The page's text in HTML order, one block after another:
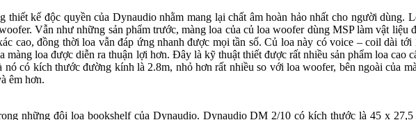
thiết kế độc quyền của Dynaudio nhằm mang lại chất âm hoàn hảo nhất cho người
Vẫn như những sản phẩm trước, màng loa của củ loa woofer dùng MSP làm vật liệu
cao, đồng thời loa vẫn đáp ứng nhanh được mọi tần số. Củ loa này có voice – coil dài
loa được diễn ra thuận lợi hơn. Đây là kỹ thuật thiết được rất nhiều sản phẩm loa cao
có kích thước đường kính là 2.8m, nhỏ hơn rất nhiều so với loa woofer, bên ngoài của
êm hơn.
những đôi loa bookshelf của Dynaudio. Dynaudio DM 2/10 có kích thước là 45 x